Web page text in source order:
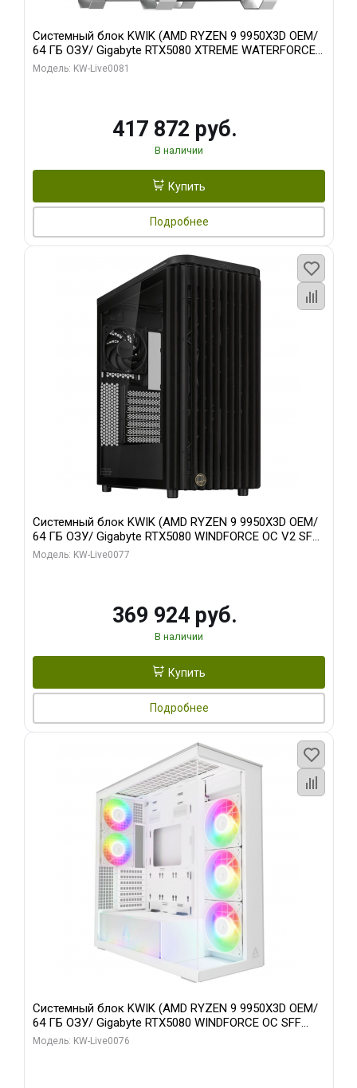
Системный блок KWIK (AMD RYZEN 9 9950X3D OEM/
64 ГБ ОЗУ/ Gigabyte RTX5080 XTREME WATERFORCE
16GB GDDR7 256bit/ 1 ТБ SSD)
Модель: KW-Live0081
417 872 руб.
В наличии
Купить
Подробнее
Системный блок KWIK (AMD RYZEN 9 9950X3D OEM/
64 ГБ ОЗУ/ Gigabyte RTX5080 WINDFORCE OC V2 SFF
16GB GDDR7 256b/ 960 ГБ SSD)
Модель: KW-Live0077
369 924 руб.
В наличии
Купить
Подробнее
Системный блок KWIK (AMD RYZEN 9 9950X3D OEM/
64 ГБ ОЗУ/ Gigabyte RTX5080 WINDFORCE OC SFF
16GB GDDR7 256bit / 960 ГБ SSD)
Модель: KW-Live0076